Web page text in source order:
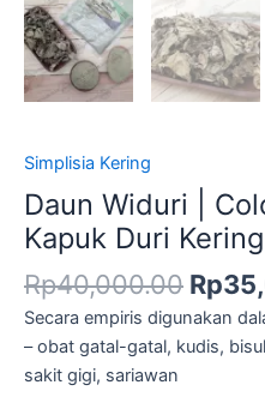
Simplisia Kering
Daun Widuri |
Kapuk Duri
Rp40,000.00 Rp
Secara empiris digunakan
– obat gatal-gatal, kudis,
sakit gigi, sariawan